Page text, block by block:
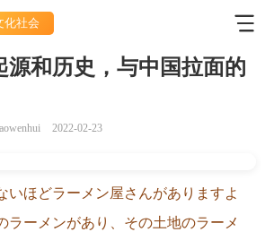
化社会
源和历史，与中国拉面的
2022-02-23
いほどラーメン屋さんがありますよ
ラーメンがあり、その土地のラーメ